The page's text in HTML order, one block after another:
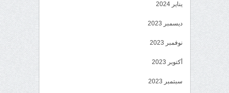
يناير 2024
ديسمبر 2023
نوفمبر 2023
أكتوبر 2023
سبتمبر 2023